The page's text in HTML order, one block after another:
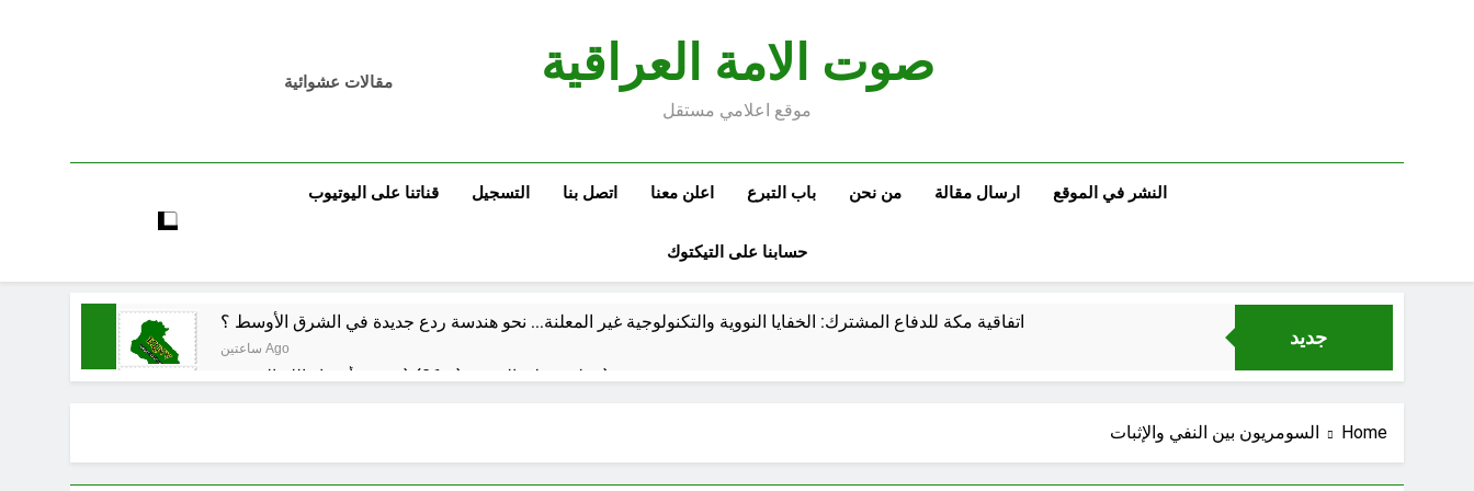
صوت الامة العراقية
موقع اعلامي مستقل
مقالات عشوائية
النشر في الموقع ارسال مقالة من نحن باب التبرع اعلن معنا اتصل بنا التسجيل قناتنا على اليوتيوب
حسابنا على التيكتوك
جديد
اتفاقية مكة للدفاع المشترك: الخفايا النووية والتكنولوجية غير المعلنة… نحو هندسة ردع جديدة في الشرق الأوسط ؟
ساعتين Ago
خطب صلاة الجمعة (ح 26) (مفهوم أسماء الله الحسنى)
استقرار استلام الرواتب وسُلَّم الرواتب الجديد منهج أصلاح لبناء مستدام
Home السومريون بين النفي والإثبات